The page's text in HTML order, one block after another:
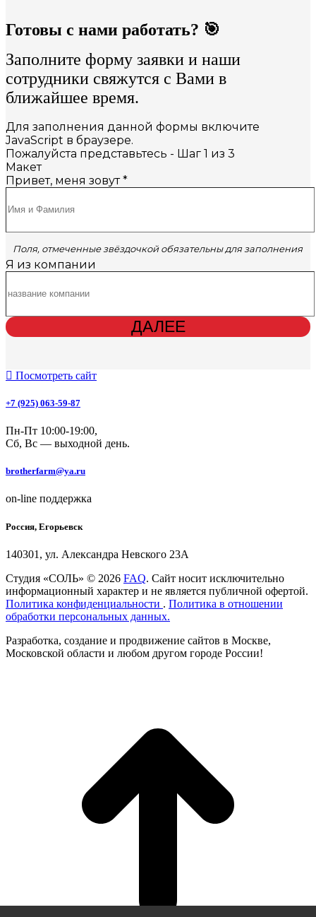
Готовы с нами работать? 🎯
Заполните форму заявки и наши
сотрудники свяжутся с Вами в
ближайшее время.
Для заполнения данной формы включите
JavaScript в браузере.
Пожалуйста представьтесь - Шаг 1 из 3
Макет
Привет, меня зовут*
Поля, отмеченные звёздочкой обязательны для заполнения
Я из компании
ДАЛЕЕ
Посмотреть сайт
+7 (925) 063-59-87
Пн-Пт 10:00-19:00,
Сб, Вс — выходной день.
brotherfarm@ya.ru
on-line поддержка
Россия, Егорьевск
140301, ул. Александра Невского 23А
Студия «СОЛЬ» © 2026 FAQ. Сайт носит исключительно
информационный характер и не является публичной офертой.
Политика конфиденциальности . Политика в отношении
обработки персональных данных.
Разработка, создание и продвижение сайтов в Москве,
Московской области и любом другом городе России!